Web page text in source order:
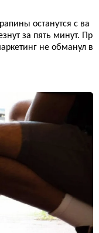
останутся с ва
за пять минут. Пр
не обманул в